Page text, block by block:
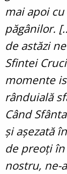
mai apoi
păgânilor.
de astăzi
Sfintei
momente
rânduială
Când
și așezată
de preoți
nostru, ne-